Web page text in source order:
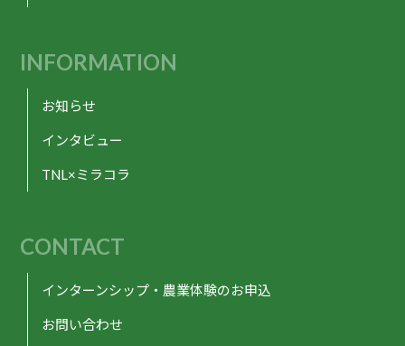
INFORMATION
お知らせ
インタビュー
TNL×ミラコラ
CONTACT
インターンシップ・農業体験のお申込
お問い合わせ